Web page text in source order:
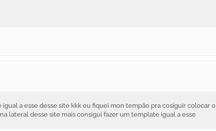
a esse desse site kkk eu fiquei mon tempão pra cosiguir colocar o
lateral desse site mais consigui fazer um template igual a esse